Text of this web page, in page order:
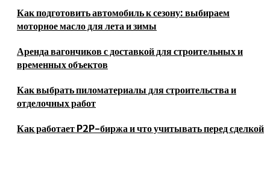
Как подготовить автомобиль к сезону: выбираем
моторное масло для лета и зимы
Аренда вагончиков с доставкой для строительных и
временных объектов
Как выбрать пиломатериалы для строительства и
отделочных работ
Как работает P2P-биржа и что учитывать перед сделкой